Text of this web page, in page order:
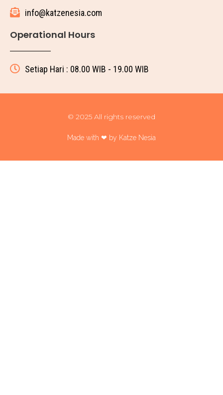
info@katzenesia.com
Operational Hours
Setiap Hari : 08.00 WIB - 19.00 WIB
© 2025 All rights reserved
Made with ❤ by Katze Nesia